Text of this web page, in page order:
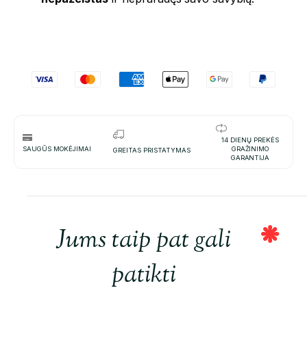
SAUGŪS MOKĖJIMAI GREITAS PRISTATYMAS
14 DIENŲ PREKĖS
GRAŽINIMO
GARANTIJA
Jums taip pat gali
patikti